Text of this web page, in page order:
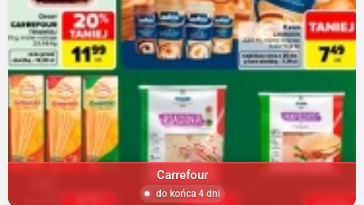
Carrefour
do końca 4 dni